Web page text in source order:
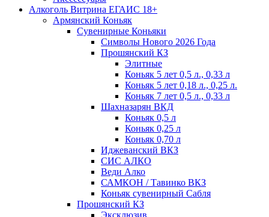
Алкоголь Витрина ЕГАИС 18+
Армянский Коньяк
Сувенирные Коньяки
Символы Нового 2026 Года
Прошянский КЗ
Элитные
Коньяк 5 лет 0,5 л., 0,33 л
Коньяк 5 лет 0,18 л., 0,25 л.
Коньяк 7 лет 0,5 л., 0,33 л
Шахназарян ВКД
Коньяк 0,5 л
Коньяк 0,25 л
Коньяк 0,70 л
Иджеванский ВКЗ
СИС АЛКО
Веди Алко
САМКОН / Тавинко ВКЗ
Коньяк сувенирный Сабля
Прошянский КЗ
Эксклюзив